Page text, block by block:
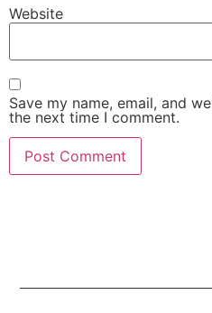
Website
Save my name, email, and
the next time I comment.